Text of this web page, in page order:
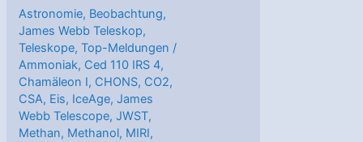
Astronomie, Beobachtung,
James Webb Teleskop,
Teleskope,Top-Meldungen /
Ammoniak, Ced 110 IRS 4,
Chamäleon I, CHONS, CO2,
CSA, Eis, IceAge,James
Webb Telescope,JWST,
Methan, Methanol, MIRI,